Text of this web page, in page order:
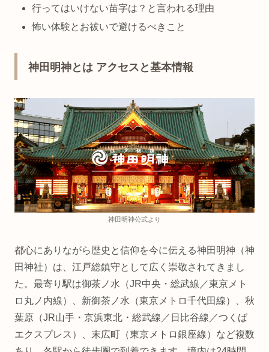
行ってはいけない苗字は？と言われる理由
怖い体験とお祓いで避けるべきこと
神田明神とは アクセスと基本情報
神田明神公式より
都心にありながら歴史と信仰を今に伝える神田明神（神
田神社）は、江戸総鎮守として広く崇敬されてきまし
た。最寄り駅は御茶ノ水（JR中央・総武線／東京メト
ロ丸ノ内線）、新御茶ノ水（東京メトロ千代田線）、秋
葉原（JR山手・京浜東北・総武線／日比谷線／つくば
エクスプレス）、末広町（東京メトロ銀座線）など複数